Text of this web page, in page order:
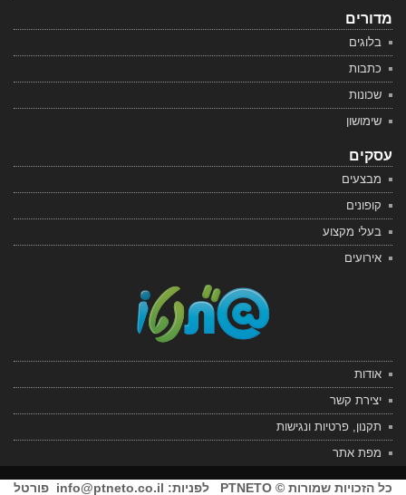
מדורים
בלוגים
כתבות
שכונות
שימושון
עסקים
מבצעים
קופונים
בעלי מקצוע
אירועים
אודות
יצירת קשר
תקנון, פרטיות ונגישות
מפת אתר
כל הזכויות שמורות © PTNETO לפניות: info@ptneto.co.il פורטל